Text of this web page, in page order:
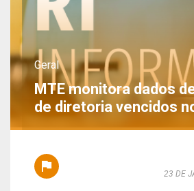
Geral
MTE monitora dados
de diretoria vencidos
23 DE